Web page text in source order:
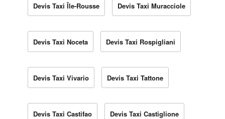
Devis Taxi Île-Rousse Devis Taxi Muracciole
Devis Taxi Noceta Devis Taxi Rospigliani
Devis Taxi Vivario Devis Taxi Tattone
Devis Taxi Castifao Devis Taxi Castiglione